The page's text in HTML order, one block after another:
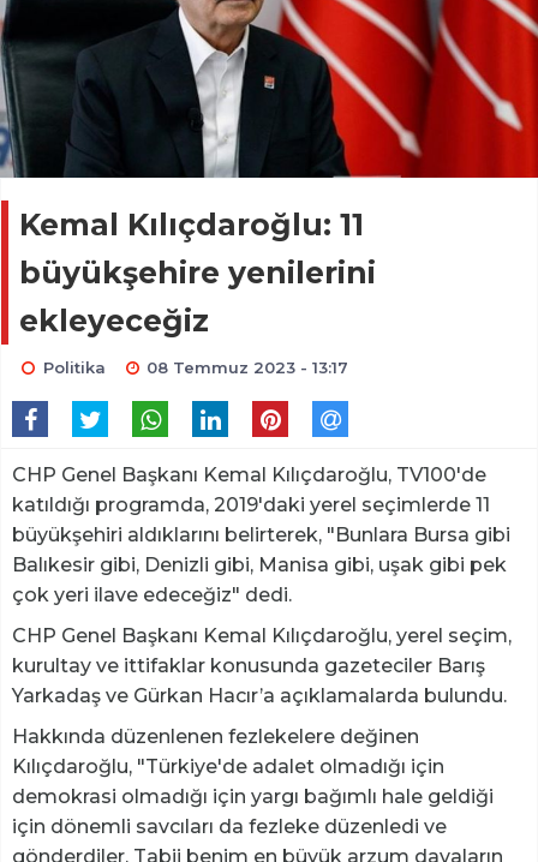
Kemal Kılıçdaroğlu: 11
büyükşehire yenilerini
ekleyeceğiz
Politika 08 Temmuz 2023 - 13:17
CHP Genel Başkanı Kemal Kılıçdaroğlu, TV100'de
katıldığı programda, 2019'daki yerel seçimlerde 11
büyükşehiri aldıklarını belirterek, "Bunlara Bursa gibi
Balıkesir gibi, Denizli gibi, Manisa gibi, uşak gibi pek
çok yeri ilave edeceğiz" dedi.
CHP Genel Başkanı Kemal Kılıçdaroğlu, yerel seçim,
kurultay ve ittifaklar konusunda gazeteciler Barış
Yarkadaş ve Gürkan Hacır’a açıklamalarda bulundu.
Hakkında düzenlenen fezlekelere değinen
Kılıçdaroğlu, "Türkiye'de adalet olmadığı için
demokrasi olmadığı için yargı bağımlı hale geldiği
için dönemli savcıları da fezleke düzenledi ve
gönderdiler. Tabii benim en büyük arzum davaların